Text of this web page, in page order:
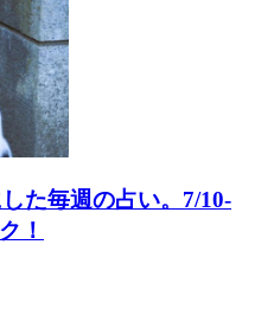
た毎週の占い。7/10-
！